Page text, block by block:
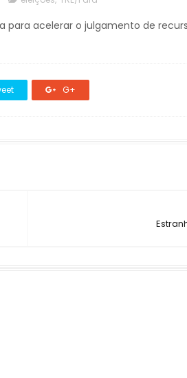
para acelerar o julgamento de
G+